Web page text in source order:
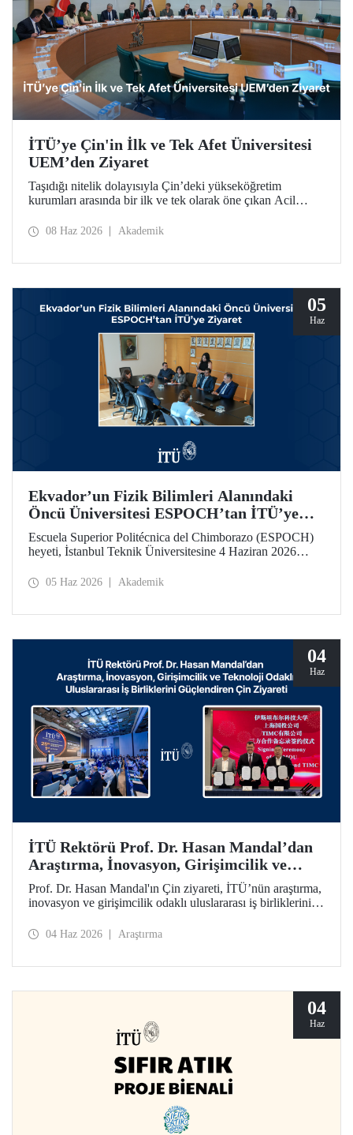
İTÜ’ye Çin'in İlk ve Tek Afet Üniversitesi
UEM’den Ziyaret
Taşıdığı nitelik dolayısıyla Çin’deki yükseköğretim
kurumları arasında bir ilk ve tek olarak öne çıkan Acil
Management – UEM) heyeti, İTÜ’ye ziyarette bulundu.
08 Haz 2026 Akademik
05
Haz
Ekvador’un Fizik Bilimleri Alanındaki
Öncü Üniversitesi ESPOCH’tan İTÜ’ye
Ziyaret
Escuela Superior Politécnica del Chimborazo (ESPOCH)
heyeti, İstanbul Teknik Üniversitesine 4 Haziran 2026
05 Haz 2026 Akademik
04
Haz
İTÜ Rektörü Prof. Dr. Hasan Mandal’dan
Araştırma, İnovasyon, Girişimcilik ve
Teknoloji Odaklı Uluslararası İş
Birliklerini Güçlendiren Çin Ziyareti
Prof. Dr. Hasan Mandal'ın Çin ziyareti, İTÜ’nün araştırma,
inovasyon ve girişimcilik odaklı uluslararası iş birliklerini
owned Capital Investment Co. (SSCI) ve TIMC ile İTÜ
04 Haz 2026 Araştırma
04
Haz